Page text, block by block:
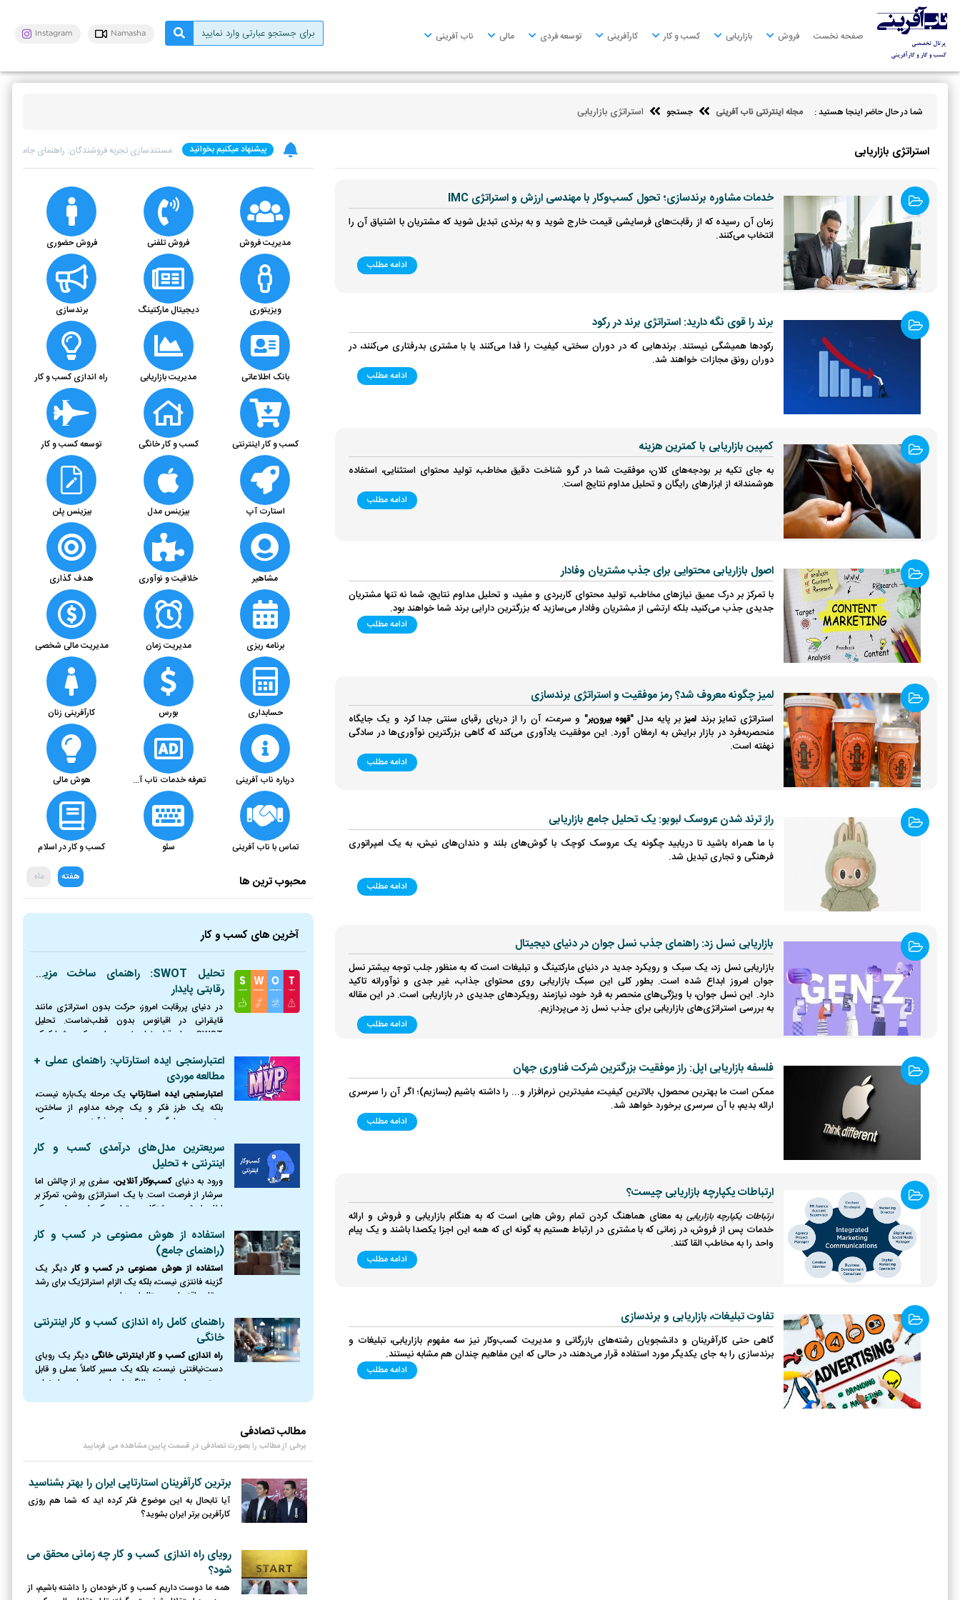
صفحه
نخست
فروش
صفحه نخست فروش بازاریابی کسب و کار کارآفرینی توسعه فردی مالی ناب آفرینی Instagram Namasha
شما در حال حاضر اینجا هستید : مجله اینترنتی ناب آفرینی جستجو استراتژی بازاریابی
استراتژی بازاریابی
خدمات مشاوره برندسازی؛ تحول کسب‌وکار با مهندسی ارزش و استراتژی IMC
زمان آن رسیده که از رقابت‌های فرسایشی قیمت خارج شوید و به برندی تبدیل شوید که مشتریان با اشتیاق آن را
انتخاب می‌کنند.
ادامه مطلب
برند را قوی نگه دارید: استراتژی برند در رکود
رکودها همیشگی نیستند. برندهایی که در دوران سختی، کیفیت را فدا می‌کنند یا با مشتری بدرفتاری می‌کنند، در
دوران رونق مجازات خواهند شد.
ادامه مطلب
کمپین بازاریابی با کمترین هزینه
به جای تکیه بر بودجه‌های کلان، موفقیت شما در گرو شناخت دقیق مخاطب، تولید محتوای استثنایی، استفاده
هوشمندانه از ابزارهای رایگان و تحلیل مداوم نتایج است.
ادامه مطلب
اصول بازاریابی محتوایی برای جذب مشتریان وفادار
با تمرکز بر درک عمیق نیازهای مخاطب، تولید محتوای کاربردی و مفید، و تحلیل مداوم نتایج، شما نه تنها مشتریان
جدیدی جذب می‌کنید، بلکه ارتشی از مشتریان وفادار می‌سازید که بزرگترین دارایی برند شما خواهند بود.
ادامه مطلب
لمیز چگونه معروف شد؟ رمز موفقیت و استراتژی برندسازی
استراتژی تمایز برند لمیز بر پایه مدل "قهوه بیرون‌بر" و سرعت، آن را از دریای رقبای سنتی جدا کرد و یک جایگاه
منحصربه‌فرد در بازار برایش به ارمغان آورد. این موفقیت یادآوری می‌کند که گاهی بزرگترین نوآوری‌ها در سادگی
نهفته است.
ادامه مطلب
راز ترند شدن عروسک لبوبو: یک تحلیل جامع بازاریابی
با ما همراه باشید تا دریابید چگونه یک عروسک کوچک با گوش‌های بلند و دندان‌های نیش، به یک امپراتوری
فرهنگی و تجاری تبدیل شد.
ادامه مطلب
بازاریابی نسل زد: راهنمای جذب نسل جوان در دنیای دیجیتال
بازاریابی نسل زد، یک سبک و رویکرد جدید در دنیای مارکتینگ و تبلیغات است که به منظور جلب توجه بیشتر نسل
جوان امروز ابداع شده است. بطور کلی این سبک بازاریابی روی محتوای جذاب، غیر جدی و نوآورانه تاکید
دارد. این نسل جوان، با ویژگی‌های منحصر به فرد خود، نیازمند رویکردهای جدیدی در بازاریابی است. در این مقاله
به بررسی استراتژی‌های بازاریابی برای جذب نسل زد می‌پردازیم.
ادامه مطلب
فلسفه بازاریابی اپل: راز موفقیت بزرگترین شرکت فناوری جهان
ممکن است ما بهترین محصول، بالاترین کیفیت، مفیدترین نرم‌افزار و... را داشته باشیم (بسازیم)؛ اگر آن را سرسری
ارائه بدیم، با آن سرسری برخورد خواهد شد.
ادامه مطلب
ارتباطات یکپارچه بازاریابی چیست؟
ارتباطات یکپارچه بازاریابی به معنای هماهنگ کردن تمام روش هایی است که به هنگام بازاریابی و فروش و ارائه
خدمات پس از فروش، در زمانی که با مشتری در ارتباط هستیم به گونه ای که همه این اجزا یکصدا باشند و یک پیام
واحد را به مخاطب القا کنند.
ادامه مطلب
تفاوت تبلیغات، بازاریابی و برندسازی
گاهی حتی کارآفرینان و دانشجویان رشته‌های بازرگانی و مدیریت کسب‌وکار نیز سه مفهوم بازاریابی، تبلیغات و
برندسازی را به جای یکدیگر مورد استفاده قرار می‌دهند، در حالی که این مفاهیم چندان هم مشابه نیستند.
ادامه مطلب
پیشنهاد میکنیم بخوانید اصالت بیش از حد: مرز باریک بین واقعی بودن و
مدیریت فروش فروش تلفنی فروش حضوری
ویزیتوری دیجیتال مارکتینگ برندسازی
بانک اطلاعاتی مدیریت بازاریابی راه اندازی کسب و کار
کسب و کار اینترنتی کسب و کار خانگی توسعه کسب و کار
استارت آپ بیزینس مدل بیزینس پلن
مشاهیر خلاقیت و نوآوری هدف گذاری
برنامه ریزی مدیریت زمان مدیریت مالی شخصی
حسابداری بورس کارآفرینی زنان
درباره ناب آفرینی تعرفه خدمات ناب آفرینی هوش مالی
تماس با ناب آفرینی سئو کسب و کار در اسلام
محبوب ترین ها هفته ماه
آخرین های کسب و کار
تحلیل SWOT: راهنمای ساخت مزیت
رقابتی پایدار
در دنیای پررقابت امروز، حرکت بدون استراتژی مانند
قایقرانی در اقیانوس بدون قطب‌نماست. تحلیل
SWOT همان قطب‌نمای ضروری است که به شما کمک
(تهدیدها) دوری کنید،
اعتبارسنجی ایده استارتاپ: راهنمای عملی +
مطالعه موردی
اعتبارسنجی ایده استارتاپ یک مرحله یک‌باره نیست،
بلکه یک طرز فکر و یک چرخه مداوم از ساختن،
سنجیدن و یادگیری است. این فرآیند، مرز بین یک
می‌کند.
سریعترین مدل‌های درآمدی کسب و کار
اینترنتی + تحلیل
ورود به دنیایکسب‌وکار آنلاین، سفری پر از چالش اما
سرشار از فرصت است. با یک استراتژی روشن، تمرکز بر
ارائه ارزش و پشتکار، می‌توان یک ایده را به یک
استفاده از هوش مصنوعی در کسب و کار
(راهنمای جامع)
استفاده از هوش مصنوعی در کسب و کاردیگر یک
گزینه فانتزی نیست، بلکه یک الزام استراتژیک برای رشد
و بقا در اقتصاد دیجیتال امروز است.
راهنمای کامل راه اندازی کسب و کار اینترنتی
خانگی
راه اندازی کسب و کار اینترنتی خانگیدیگر یک رویای
دست‌نیافتنی نیست، بلکه یک مسیر کاملاً عملی و قابل
دسترس برای هر فرد باانگیزه‌ای است. در این راهنمای
مطالب تصادفی
برخی از مطالب را بصورت تصادفی در قسمت پایین مشاهده می فرمایید
برترین کارآفرینان استارتاپی ایران را بهتر بشناسید
آیا تابحال به این موضوع فکر کرده اید که شما هم روزی
کارآفرین برتر ایران بشوید؟
رویای راه اندازی کسب و کار چه زمانی محقق می
شود؟
همه ما دوست داریم کسب و کار خودمان را داشته باشیم، از